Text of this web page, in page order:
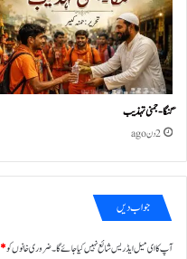
گنگا-جمنی تہذیب
2 دن ago
جواب دیں
آپ کا ای میل ایڈریس شائع نہیں کیا جائے گا۔ضروری خانوں کو*